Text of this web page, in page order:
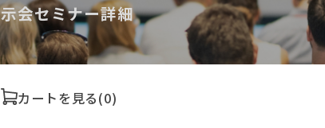
会セミナー詳細
カートを見る(0)